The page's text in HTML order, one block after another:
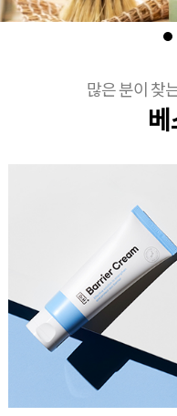
많은 분이 찾